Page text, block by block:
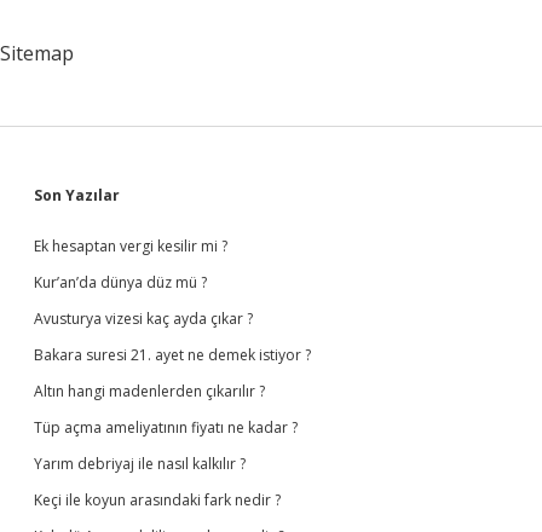
Sitemap
Sidebar
Son Yazılar
Ek hesaptan vergi kesilir mi ?
Kur’an’da dünya düz mü ?
Avusturya vizesi kaç ayda çıkar ?
Bakara suresi 21. ayet ne demek istiyor ?
Altın hangi madenlerden çıkarılır ?
Tüp açma ameliyatının fiyatı ne kadar ?
Yarım debriyaj ile nasıl kalkılır ?
Keçi ile koyun arasındaki fark nedir ?